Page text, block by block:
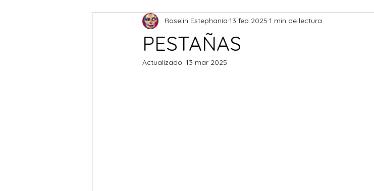
PESTAÑAS
Roselin Estephanía 13 feb 2025 1 min de lectura
Actualizado: 13 mar 2025